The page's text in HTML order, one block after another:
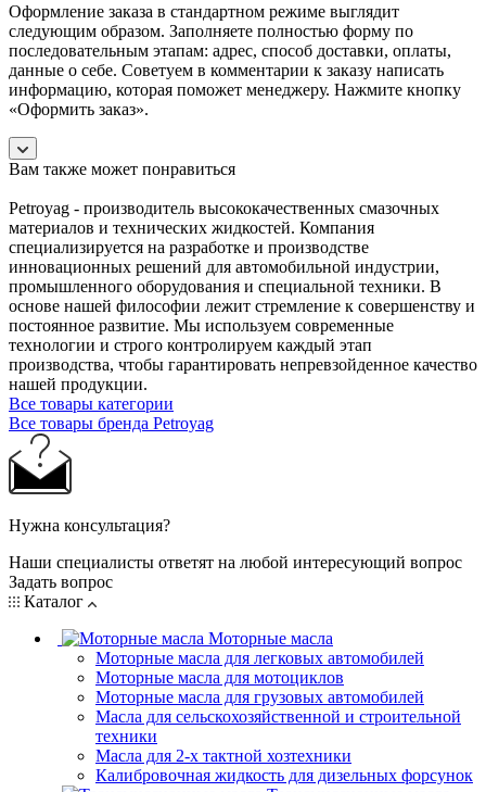
Оформление заказа в стандартном режиме выглядит
следующим образом. Заполняете полностью форму по
последовательным этапам: адрес, способ доставки, оплаты,
данные о себе. Советуем в комментарии к заказу написать
информацию, которая поможет менеджеру. Нажмите кнопку
«Оформить заказ».
Вам также может понравиться
Petroyag - производитель высококачественных смазочных
материалов и технических жидкостей. Компания
специализируется на разработке и производстве
инновационных решений для автомобильной индустрии,
промышленного оборудования и специальной техники. В
основе нашей философии лежит стремление к совершенству и
постоянное развитие. Мы используем современные
технологии и строго контролируем каждый этап
производства, чтобы гарантировать непревзойденное качество
нашей продукции.
Все товары категории
Все товары бренда Petroyag
Нужна консультация?
Наши специалисты ответят на любой интересующий вопрос
Задать вопрос
Каталог
Моторные масла
Моторные масла для легковых автомобилей
Моторные масла для мотоциклов
Моторные масла для грузовых автомобилей
Масла для сельскохозяйственной и строительной
техники
Масла для 2-х тактной хозтехники
Калибровочная жидкость для дизельных форсунок